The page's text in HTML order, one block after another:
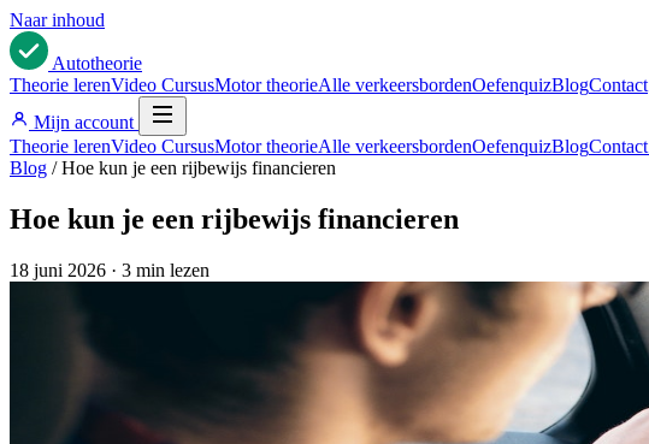
Naar inhoud
Autotheorie
Theorie lerenVideo CursusMotor theorieAlle verkeersbordenOefenquizBlogContact
Mijn account
Theorie lerenVideo CursusMotor theorieAlle verkeersbordenOefenquizBlogContact
Blog / Hoe kun je een rijbewijs financieren
Hoe kun je een rijbewijs financieren
18 juni 2026 · 3 min lezen